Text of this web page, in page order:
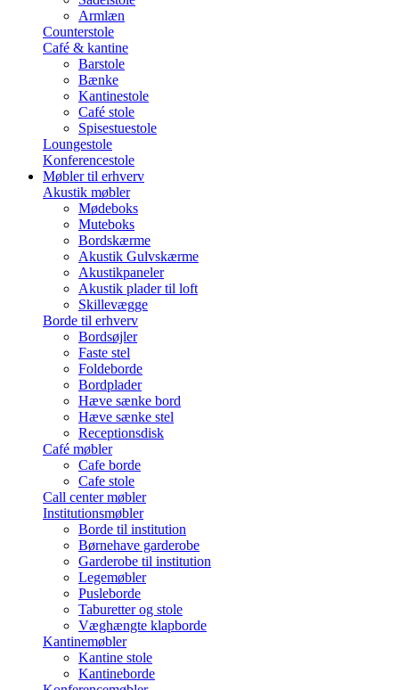
Armlæn
Counterstole
Café & kantine
Barstole
Bænke
Kantinestole
Café stole
Spisestuestole
Loungestole
Konferencestole
Møbler til erhverv
Akustik møbler
Mødeboks
Muteboks
Bordskærme
Akustik Gulvskærme
Akustikpaneler
Akustik plader til loft
Skillevægge
Borde til erhverv
Bordsøjler
Faste stel
Foldeborde
Bordplader
Hæve sænke bord
Hæve sænke stel
Receptionsdisk
Café møbler
Cafe borde
Cafe stole
Call center møbler
Institutionsmøbler
Borde til institution
Børnehave garderobe
Garderobe til institution
Legemøbler
Pusleborde
Taburetter og stole
Væghængte klapborde
Kantinemøbler
Kantine stole
Kantineborde